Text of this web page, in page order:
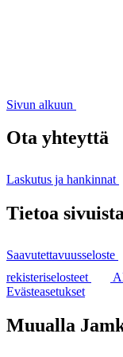
Sivun alkuun
Ota yhteyttä
Laskutus ja hankinnat
Tietoa
Saavutettavuusseloste
rekisteriselosteet
Evästeasetukset
Muualla